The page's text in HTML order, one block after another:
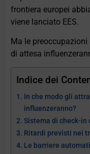
frontiera europei
viene lanciato EES.
Ma le
di attesa
Indice dei
In che modo gli
influenzeranno?
Sistema di check-in
Ritardi previsti nei
Le barriere